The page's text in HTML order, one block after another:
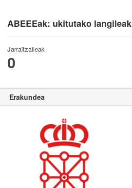
ABEEEak: ukitutako langileak
Jarraitzaileak
0
Erakundea